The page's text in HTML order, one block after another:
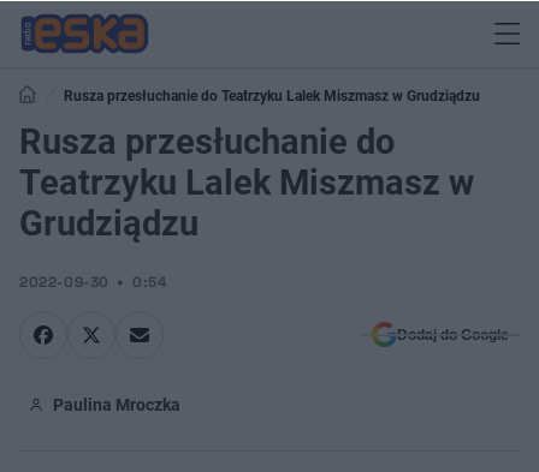
Rusza przesłuchanie do Teatrzyku Lalek Miszmasz w Grudziądzu
Rusza przesłuchanie do
Teatrzyku Lalek Miszmasz w
Grudziądzu
2022-09-30 0:54
Dodaj do Google
Paulina Mroczka